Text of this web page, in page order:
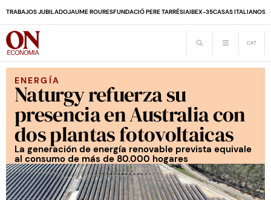
TRABAJOS JUBILADOJAUME ROURESFUNDACIÓ PERE TARRÉSIAIBEX-35CASAS ITALIANOS
ENERGÍA
Naturgy refuerza su
presencia en Australia con
dos plantas fotovoltaicas
La generación de energía renovable prevista equivale
al consumo de más de 80.000 hogares